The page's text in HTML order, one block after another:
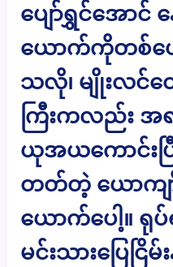
ပျော်ရွှင်အော
ယောက်ကိုတစ်ယ
သလို၊ မျိုးလင်တ
ကြီးကလည်း အ
ယုအယကောင်းပ
တတ်တဲ့ ယောကျ
ယောက်ပေါ့။
မင်းသားပြေငြိ